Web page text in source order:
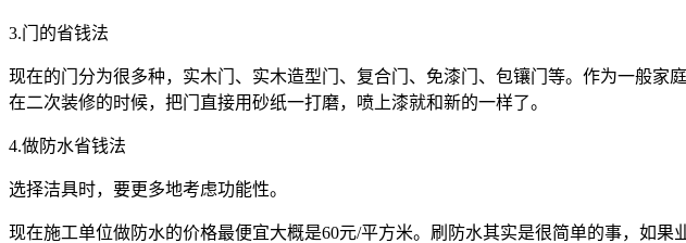
3.门的省钱法
现在的门分为很多种，实木门、实木造型门、复合门、免漆门、包镶门等。作为一般家
在二次装修的时候，把门直接用砂纸一打磨，喷上漆就和新的一样了。
4.做防水省钱法
选择洁具时，要更多地考虑功能性。
现在施工单位做防水的价格最便宜大概是60元/平方米。刷防水其实是很简单的事，如